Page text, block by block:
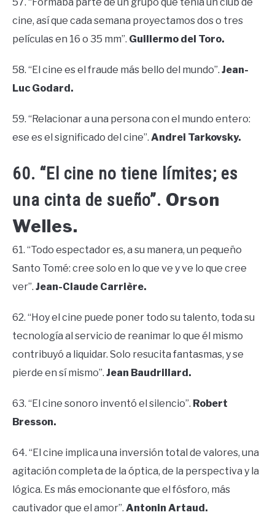
cine, así que cada semana proyectamos dos o tres
películas en 16 o 35 mm”. Guillermo del Toro.
58. “El cine es el fraude más bello del mundo”. Jean-
Luc Godard.
59. “Relacionar a una persona con el mundo entero:
ese es el significado del cine”. Andrei Tarkovsky.
60. “El cine no tiene límites; es
una cinta de sueño”. Orson
Welles.
61. “Todo espectador es, a su manera, un pequeño
Santo Tomé: cree solo en lo que ve y ve lo que cree
ver”. Jean-Claude Carrière.
62. “Hoy el cine puede poner todo su talento, toda su
tecnología al servicio de reanimar lo que él mismo
contribuyó a liquidar. Solo resucita fantasmas, y se
pierde en sí mismo”. Jean Baudrillard.
63. “El cine sonoro inventó el silencio”. Robert
Bresson.
64. “El cine implica una inversión total de valores, una
agitación completa de la óptica, de la perspectiva y la
lógica. Es más emocionante que el fósforo, más
cautivador que el amor”. Antonin Artaud.